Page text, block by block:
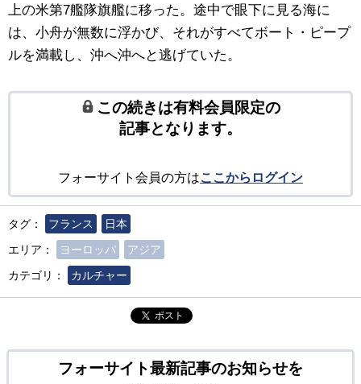
上の米第7艦隊旗艦に移った。途中で眼下に見る海に
は、小舟が無数に浮かび、それがすべてボート・ピープ
ルを満載し、沖へ沖へと逃げていた。
この続きは有料会員限定の
記事となります。
フォーサイト会員の方はここからログイン
タグ： フランス
日本
エリア：
ヨーロッパ
アジア
カテゴリ：
カルチャー
ポスト
フォーサイト最新記事のお知らせを